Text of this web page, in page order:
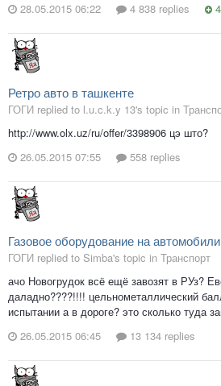
28.05.2015 06:22
4 838 replies 4
Ретро авто в ташкенте
ГОГИ replied to l.u.c.k.y 13's topic in
http://www.olx.uz/ru/offer/3398906 цэ што?
26.05.2015 07:55
558 replies
Газовое оборудование на автомобили
ГОГИ replied to Simba's topic in Транспорт
ачо Новогрудок всё ещё завозят в РУз?
даладно????!!!! цельнометаллический
испытании а в дороге? это сколько туда
26.05.2015 06:45
13 134 replies